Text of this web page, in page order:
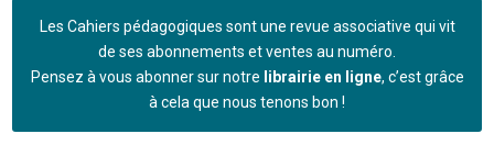
Les Cahiers pédagogiques sont une revue associative qui vit
de ses abonnements et ventes au numéro.
Pensez à vous abonner sur notre librairie en ligne, c’est grâce
à cela que nous tenons bon !